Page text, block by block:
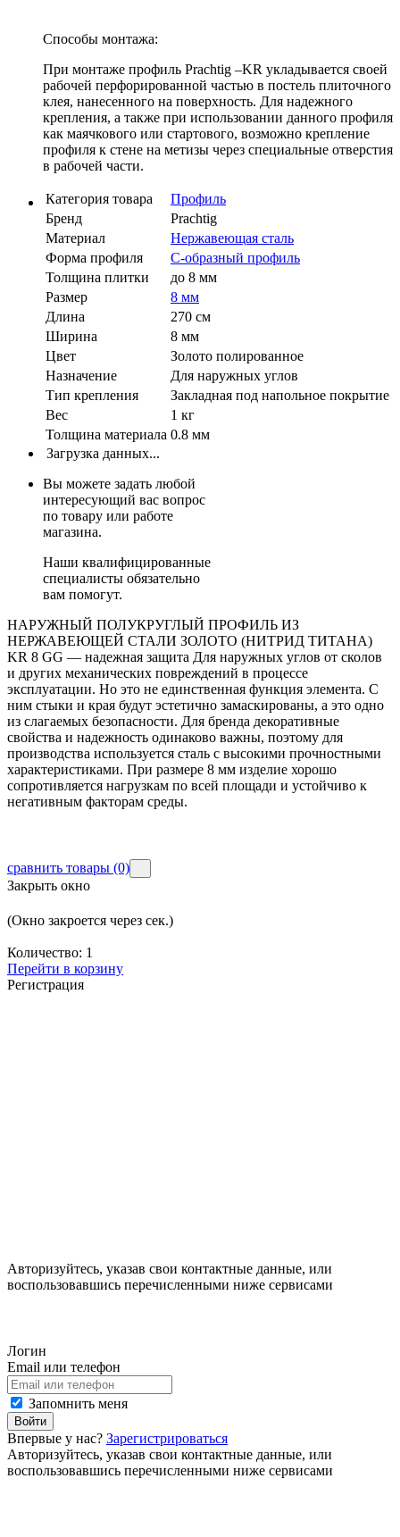
Способы монтажа:
При монтаже профиль Prachtig –KR укладывается своей
рабочей перфорированной частью в постель плиточного
клея, нанесенного на поверхность. Для надежного
крепления, а также при использовании данного профиля
как маячкового или стартового, возможно крепление
профиля к стене на метизы через специальные отверстия
в рабочей части.
Категория товара
Профиль
Бренд
Prachtig
Материал
Нержавеющая сталь
Форма профиля
С-образный профиль
Толщина плитки
до 8 мм
Размер
8 мм
Длина
270 см
Ширина
8 мм
Цвет
Золото полированное
Назначение
Для наружных углов
Тип крепления
Закладная под напольное покрытие
Вес
1 кг
Толщина материала 0.8 мм
Загрузка данных...
Вы можете задать любой
интересующий вас вопрос
по товару или работе
магазина.
Наши квалифицированные
специалисты обязательно
вам помогут.
НАРУЖНЫЙ ПОЛУКРУГЛЫЙ ПРОФИЛЬ ИЗ
НЕРЖАВЕЮЩЕЙ СТАЛИ ЗОЛОТО (НИТРИД ТИТАНА)
KR 8 GG — надежная защита Для наружных углов от сколов
и других механических повреждений в процессе
эксплуатации. Но это не единственная функция элемента. С
ним стыки и края будут эстетично замаскированы, а это одно
из слагаемых безопасности. Для бренда декоративные
свойства и надежность одинаково важны, поэтому для
производства используется сталь с высокими прочностными
характеристиками. При размере 8 мм изделие хорошо
сопротивляется нагрузкам по всей площади и устойчиво к
негативным факторам среды.
сравнить товары (0)
Закрыть окно
(Окно закроется через сек.)
Количество: 1
Перейти в корзину
Регистрация
Авторизуйтесь, указав свои контактные данные, или
воспользовавшись перечисленными ниже сервисами
Логин
Email или телефон
Запомнить меня
Войти
Впервые у нас? Зарегистрироваться
Авторизуйтесь, указав свои контактные данные, или
воспользовавшись перечисленными ниже сервисами